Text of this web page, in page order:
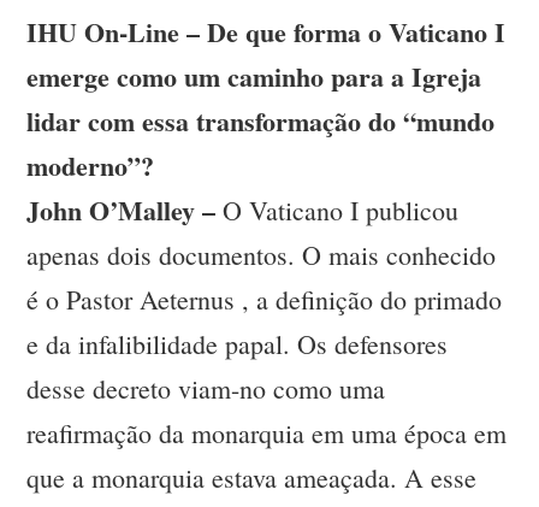
IHU On-Line – De que forma o Vaticano I
emerge como um caminho para a Igreja
lidar com essa transformação do “mundo
moderno”?
John O’Malley – O Vaticano I publicou
apenas dois documentos. O mais conhecido
é o Pastor Aeternus , a definição do primado
e da infalibilidade papal. Os defensores
desse decreto viam-no como uma
reafirmação da monarquia em uma época em
que a monarquia estava ameaçada. A esse